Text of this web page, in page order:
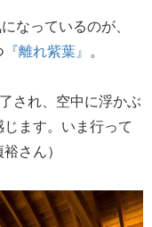
なっているのが、
『離れ紫葉』 。
され、空中に浮かぶ
ます。いま行って
さん）